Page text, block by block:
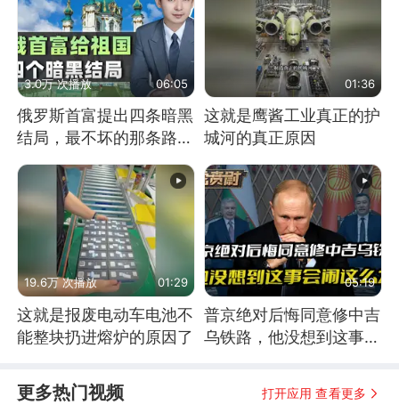
3.0万 次播放 06:05
俄罗斯首富提出四条暗黑
结局，最不坏的那条路是
01:36
这就是鹰酱工业真正的护
城河的真正原因
19.6万 次播放 01:29
这就是报废电动车电池不
能整块扔进熔炉的原因了
05:19
普京绝对后悔同意修中吉
乌铁路，他没想到这事会
更多热门视频 打开应用 查看更多